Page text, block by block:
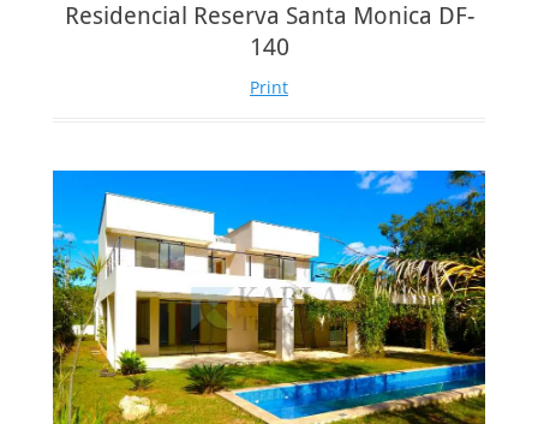
Residencial Reserva Santa Monica DF-
140
Print